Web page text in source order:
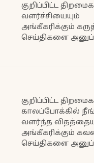
குறிப்பிட்ட
வளர்ச்சியையும்
அங்கீகரிக்கும்
செய்திகளை
குறிப்பிட்ட
காலப்போக்கில்
வளர்ந்த
அங்கீகரிக்கும்
செய்திகளை